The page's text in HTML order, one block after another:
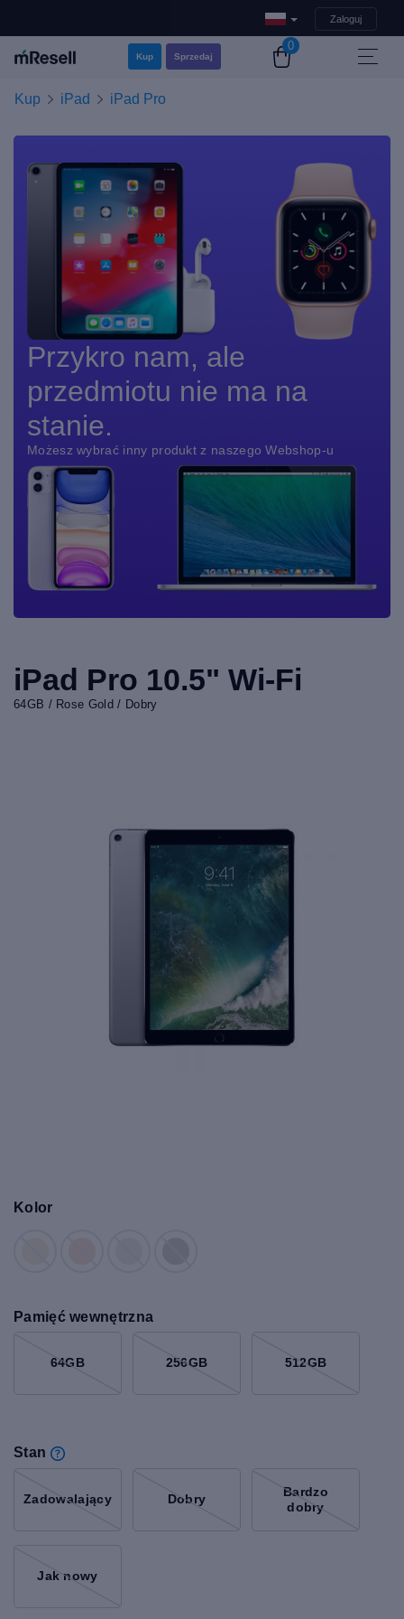
Zaloguj
Kup Sprzedaj
0
Kup iPad iPad Pro
Przykro nam, ale
przedmiotu nie ma na
stanie.
Możesz wybrać inny produkt z naszego Webshop-u
iPad Pro 10.5" Wi-Fi
64GB / Rose Gold / Dobry
Kolor
Pamięć wewnętrzna
64GB 256GB 512GB
Stan
Zadowalający Dobry
Bardzo
dobry
Jak nowy